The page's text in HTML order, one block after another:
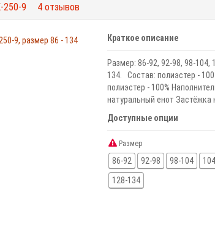
250-9 4 отзывов
Краткое описание
Размер: 86-92, 92-98, 98-104,
134. Состав: полиэстер -
полиэстер - 100%
натуральный енот Застёжка
Доступные опции
Размер
86-92 92-98 98-104
128-134